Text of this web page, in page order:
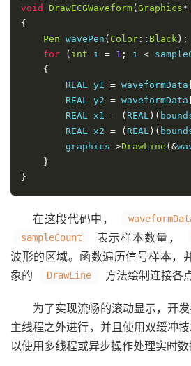
void
DrawECGWaveform( Graphics*
{
Pen wavePen ( Color :: Black );
for
( int i = 1 ; i <
{
        REAL y1
= waveformData
        REAL y2
= waveformData
        REAL x1
= ( REAL )(
        REAL x2
= ( REAL )(
        graphics
->DrawLine (&
}
}
在这段代码中，
sampleCount 表示样本数量，
波形的区域。函数遍历信号样本，
象的
DrawLine 方法绘制连接各
为了实现流畅的滚动显示，开
主线程之外进行，并且使用双缓冲
以使用多线程或异步操作处理实时数